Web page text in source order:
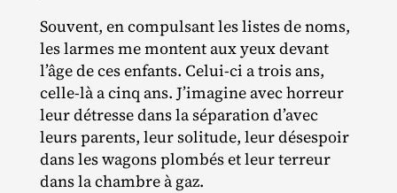
Souvent, en compulsant les listes de noms,
les larmes me montent aux yeux devant
l’âge de ces enfants. Celui‐​ci a trois ans,
celle‐​là a cinq ans. J’imagine avec horreur
leur détresse dans la séparation d’avec
leurs parents, leur solitude, leur désespoir
dans les wagons plombés et leur terreur
dans la chambre à gaz.